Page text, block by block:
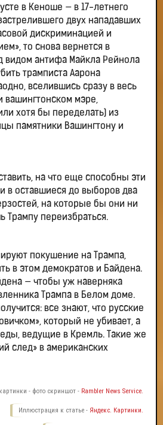
в Кеноше — в 17-летнего
двух нападавших
дискриминацией и
то снова вернется в
видом антифа Майкла Рейнола
трамписта Аарона
вселившись сразу в весь
вашингтонском мэре,
хотя бы переделать) из
памятники Вашингтону и
на что еще способны эти
в оставшиеся до выборов два
на которые бы они ни
Трампу переизбраться.
покушение на Трампа,
в этом демократов и Байдена.
— чтобы уж наверняка
Трампа в Белом доме.
все знают, что русские
который не убивает, а
ведущие в Кремль. Такие же
след» в американских
- фото скриншот - Rambler News Service.
Иллюстрация к статье - Яндекс. Картинки.